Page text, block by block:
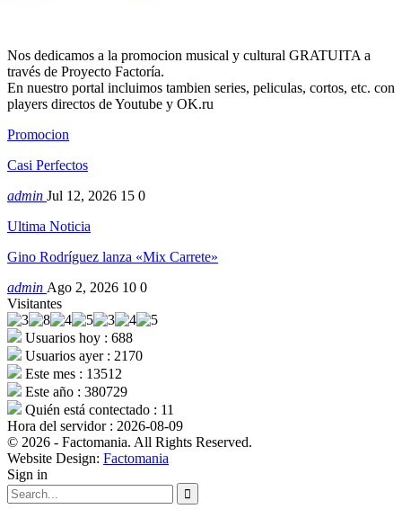
Nos dedicamos a la promocion musical y cultural GRATUITA a
través de Proyecto Factoría.
En nuestro portal incluimos tambien series, peliculas, cortos, etc. con
players directos de Youtube y OK.ru
Promocion
Casi Perfectos
admin Jul 12, 2026 15 0
Ultima Noticia
Gino Rodríguez lanza «Mix Carrete»
admin Ago 2, 2026 10 0
Visitantes
Usuarios hoy : 688
Usuarios ayer : 2170
Este mes : 13512
Este año : 380729
Quién está contectado : 11
Hora del servidor : 2026-08-09
© 2026 - Factomania. All Rights Reserved.
Website Design: Factomania
Sign in